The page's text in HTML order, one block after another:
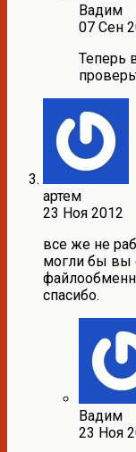
Вадим
07 Сен
Теперь
артем
23 Ноя 2012
все же не
могли бы вы
спасибо.
Вадим
23 Ноя